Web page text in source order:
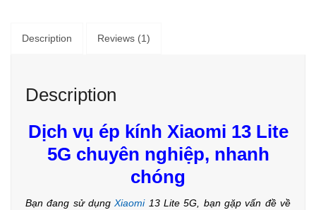
Description Reviews (1)
Description
Dịch vụ ép kính Xiaomi 13 Lite
5G chuyên nghiệp, nhanh
chóng
Bạn đang sử dụngXiaomi13 Lite 5G, bạn gặp vấn đề về